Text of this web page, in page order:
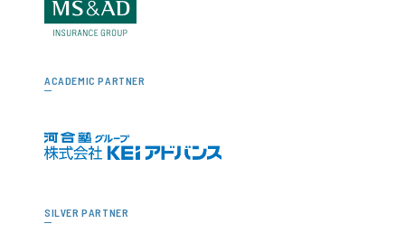
ACADEMIC PARTNER
SILVER PARTNER